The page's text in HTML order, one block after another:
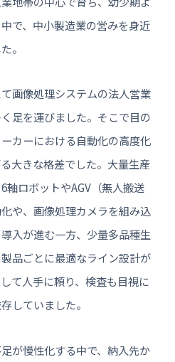
で、中小製造業の営みを身近
。
画像処理システムの法人営業
足を運びました。そこで目の
カーにおける自動化の高度化
大きな格差でした。大量生産
軸ロボットやAGV（無人搬送
や、画像処理カメラを組み込
入が進む一方、少量多品種生
品ごとに最適なライン設計が
て人手に頼り、検査も目視に
していました。
が慢性化する中で、納入先か